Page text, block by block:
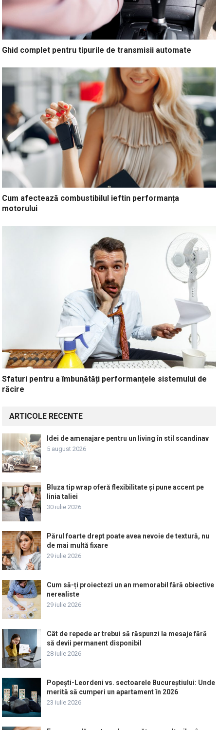
Ghid complet pentru tipurile de transmisii automate
Cum afectează combustibilul ieftin performanța
motorului
Sfaturi pentru a îmbunătăți performanțele sistemului de
răcire
ARTICOLE RECENTE
Idei de amenajare pentru un living în stil scandinav
5 august 2026
Bluza tip wrap oferă flexibilitate și pune accent pe
linia taliei
30 iulie 2026
Părul foarte drept poate avea nevoie de textură, nu
de mai multă fixare
29 iulie 2026
Cum să-ți proiectezi un an memorabil fără obiective
nerealiste
29 iulie 2026
Cât de repede ar trebui să răspunzi la mesaje fără
să devii permanent disponibil
28 iulie 2026
Popești-Leordeni vs. sectoarele Bucureștiului: Unde
merită să cumperi un apartament în 2026
23 iulie 2026